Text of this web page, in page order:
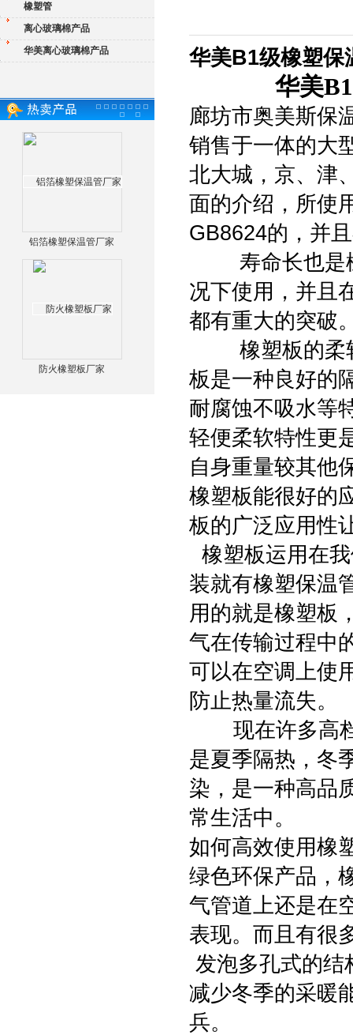
橡塑管
离心玻璃棉产品
华美离心玻璃棉产品
铝箔橡塑保温管厂家
防火橡塑板厂家
华美B1级橡塑保
华美
廊坊市奥美斯保
销售于一体的大
北大城，京、津
面的介绍，所使
GB8624的，并
寿命长也是橡
况下使用，并且
都有重大的突破
橡塑板的柔软
板是一种良好的
耐腐蚀不吸水等
轻便柔软特性更
自身重量较其他
橡塑板能很好的
板的广泛应用性
橡塑板运用在
装就有橡塑保温
用的就是橡塑板
气在传输过程中
可以在空调上使
防止热量流失。
现在许多高档
是夏季隔热，冬
染，是一种高品
常生活中。
如何高效使用橡
绿色环保产品，
气管道上还是在
表现。而且有
发泡多孔式的结
减少冬季的采暖
兵。